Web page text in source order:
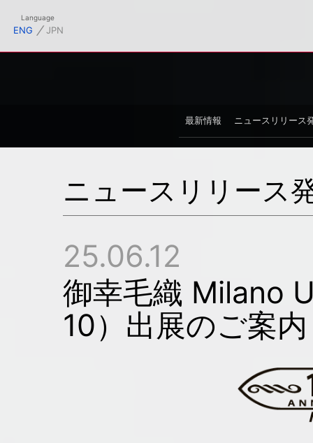
Language
ENG ⁄ JPN
ィシャルサイト
最新情報 ニュースリリース
ニュースリリース
25.06.12
御幸毛織 Milano
10）出展のご案内